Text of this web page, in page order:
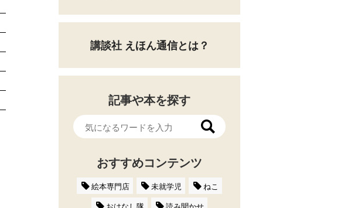
講談社 えほん通信とは？
記事や本を探す
おすすめコンテンツ
絵本専門店 未就学児
ねこ
おはなし隊
読み聞かせ